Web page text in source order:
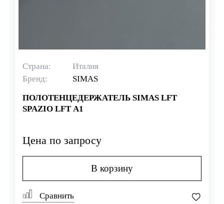
Страна:
Италия
Бренд:
SIMAS
ПОЛОТЕНЦЕДЕРЖАТЕЛЬ SIMAS LFT
SPAZIO LFT A1
Цена по запросу
В корзину
Сравнить